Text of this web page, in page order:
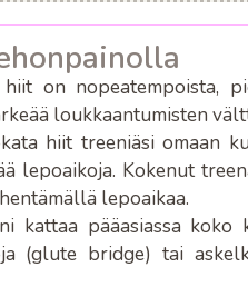
hiit on nopeatempoista,
loukkaantumisten
hiit treeniäsi omaan
lepoaikoja. Kokenut
lepoaikaa.
kattaa pääasiassa
(glute bridge) tai